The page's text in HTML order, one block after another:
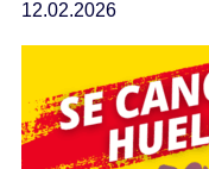
12.02.2026